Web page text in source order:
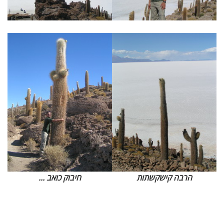
הרבה קישקשתות חיבוק כואב ...